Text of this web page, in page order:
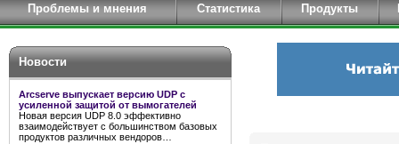
Проблемы и мнения Статистика Продукты
Новости
Arcserve выпускает версию UDP с
усиленной защитой от вымогателей
Новая версия UDP 8.0 эффективно
взаимодействует с большинством базовых
продуктов различных вендоров…